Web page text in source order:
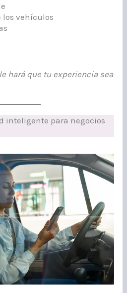
los vehículos
hará que tu experiencia sea
inteligente para negocios